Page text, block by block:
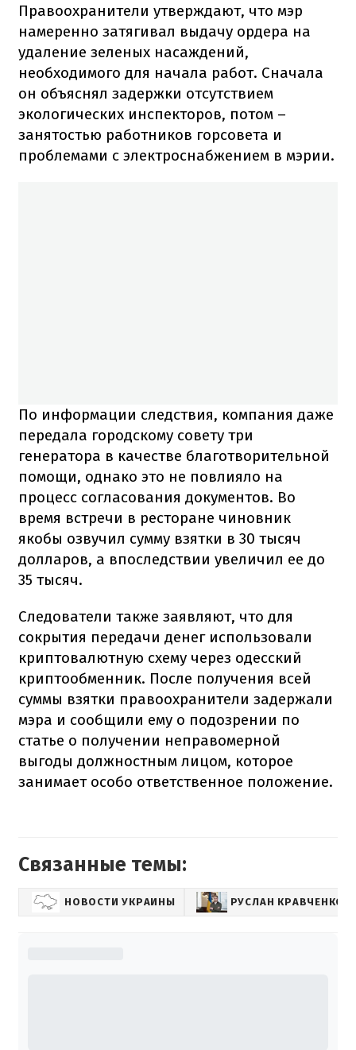
Правоохранители утверждают, что мэр
намеренно затягивал выдачу ордера на
удаление зеленых насаждений,
необходимого для начала работ. Сначала
он объяснял задержки отсутствием
экологических инспекторов, потом –
занятостью работников горсовета и
проблемами с электроснабжением в мэрии.
По информации следствия, компания даже
передала городскому совету три
генератора в качестве благотворительной
помощи, однако это не повлияло на
процесс согласования документов. Во
время встречи в ресторане чиновник
якобы озвучил сумму взятки в 30 тысяч
долларов, а впоследствии увеличил ее до
35 тысяч.
Следователи также заявляют, что для
сокрытия передачи денег использовали
криптовалютную схему через одесский
криптообменник. После получения всей
суммы взятки правоохранители задержали
мэра и сообщили ему о подозрении по
статье о получении неправомерной
выгоды должностным лицом, которое
занимает особо ответственное положение.
Связанные темы:
НОВОСТИ УКРАИНЫ РУСЛАН КРАВЧЕНКО